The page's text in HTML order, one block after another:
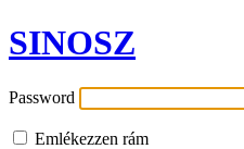
SINOSZ
Password
Emlékezzen rám